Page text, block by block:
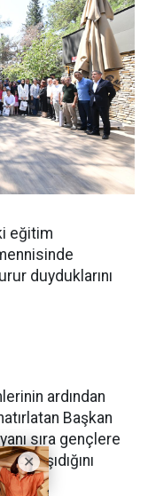
eğitim
duyduklarını
ardından
Başkan
sıra gençlere
taşıdığını